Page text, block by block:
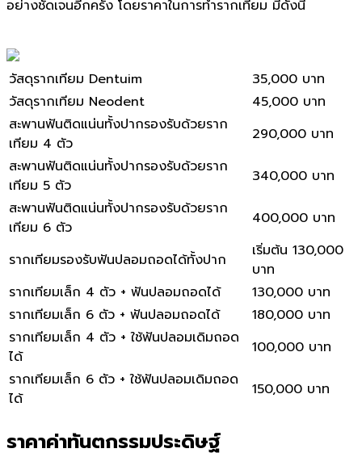
อย่างชัดเจนอีกครั้ง โดยราคาในการทำรากเทียม มีดังนี้
วัสดุรากเทียม Dentuim
35,000 บาท
วัสดุรากเทียม Neodent
45,000 บาท
สะพานฟันติดแน่นทั้งปากรองรับด้วยราก
เทียม 4 ตัว
290,000 บาท
สะพานฟันติดแน่นทั้งปากรองรับด้วยราก
เทียม 5 ตัว
340,000 บาท
สะพานฟันติดแน่นทั้งปากรองรับด้วยราก
เทียม 6 ตัว
400,000 บาท
รากเทียมรองรับฟันปลอมถอดได้ทั้งปาก
เริ่มต้น 130,000
บาท
รากเทียมเล็ก 4 ตัว + ฟันปลอมถอดได้
130,000 บาท
รากเทียมเล็ก 6 ตัว + ฟันปลอมถอดได้
180,000 บาท
รากเทียมเล็ก 4 ตัว + ใช้ฟันปลอมเดิมถอด
ได้
100,000 บาท
รากเทียมเล็ก 6 ตัว + ใช้ฟันปลอมเดิมถอด
ได้
150,000 บาท
ราคาค่าทันตกรรมประดิษฐ์